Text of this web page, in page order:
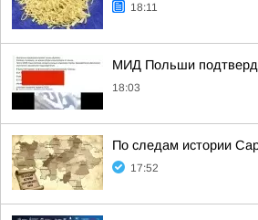
18:11
МИД Польши
18:03
По следам истории
17:52